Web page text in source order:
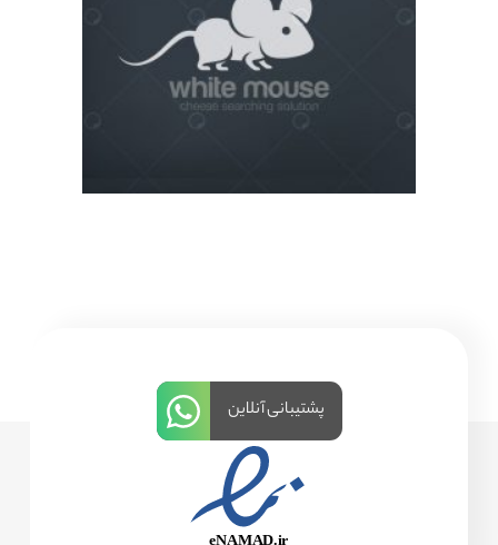
پشتیبانی آنلاین